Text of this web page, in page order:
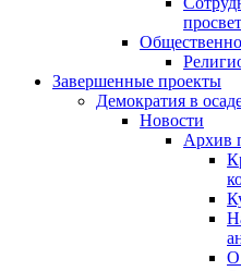
Завершенные проекты
Демократия в
Новости
Архив
О